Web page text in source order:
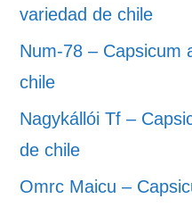
variedad de chile
Num-78 – Capsicum
chile
Nagykállói Tf –
de chile
Omrc Maicu –